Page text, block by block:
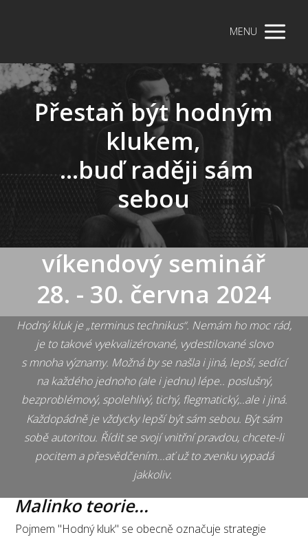
MENU
Přestaň být hodným
klukem,
...buď raději sám
sebou
víkendový seminář
28. - 30. června 2024
Hodný kluk je „terminus technikus“. Nemám ho moc rád,
je to takové vyekvalizérované, vydestilované slovo
s mnoha významy. Možná by se našla i jiná, lepší, sedící
na každého jednoho (ale i jednu) lépe.. poslušný,
bezproblémový, spolehlivý, tichý, flegmatický,..ale i jiná.
Každopádně je vždycky lepší být sám sebou. Být sám
sobě autoritou. Řídit se svojí vnitřní pravdou, chcete-li
pocitem a přesvědčením...ať už to zvenku vypadá
jakkoliv.
Malinko teorie...
Pojmem "Hodný kluk" se obecně označuje strategie